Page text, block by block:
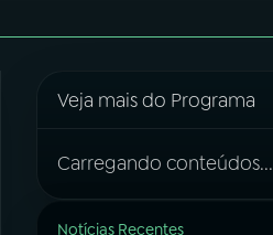
Veja mais do Programa
Carregando conteúdos...
Notícias Recentes